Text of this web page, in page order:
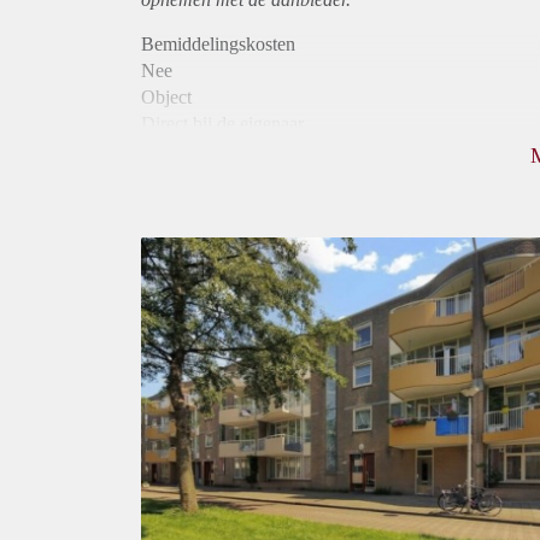
Bemiddelingskosten
Nee
Object
Huurtoeslag
Niet mogelijk
Inkomen eis
2,9 X Maandhuur Bruto
Huurtermijn
Onbepaalde termijn
Oplevering
Kaal